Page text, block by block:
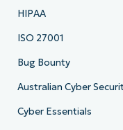
HIPAA
ISO 27001
Bug Bounty
Australian Cyber
Cyber Essentials